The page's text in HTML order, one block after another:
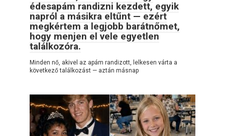
édesapám randizni kezdett, egyik
napról a másikra eltűnt — ezért
megkértem a legjobb barátnőmet,
hogy menjen el vele egyetlen
találkozóra.
Minden nő, akivel az apám randizott, lelkesen várta a
következő találkozást — aztán másnap